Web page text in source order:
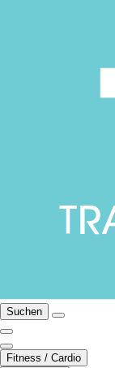
Suchen
Fitness / Cardio